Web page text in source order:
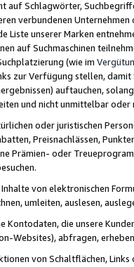
auf Schlagwörter,
verbundenen
Liste unserer Marken
auf Suchmaschinen
(wie im
zur Verfügung stellen,
auftauchen,
und nicht unmittelbar
oder juristischen
Preisnachlässen,
Prämien- oder
von elektronischen
umleiten, auslesen,
Kontodaten, die unsere
Websites), abfragen,
von Schaltflächen,